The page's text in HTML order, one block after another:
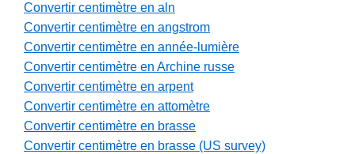
Convertir centimètre en aln
Convertir centimètre en angstrom
Convertir centimètre en année-lumière
Convertir centimètre en Archine russe
Convertir centimètre en arpent
Convertir centimètre en attomètre
Convertir centimètre en brasse
Convertir centimètre en brasse (US survey)